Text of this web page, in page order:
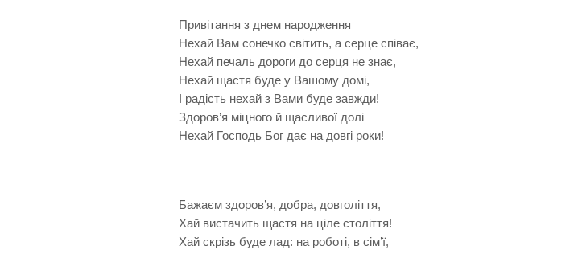
Привітання з днем народження
Нехай Вам сонечко світить, а серце співає,
Нехай печаль дороги до серця не знає,
Нехай щастя буде у Вашому домі,
І радість нехай з Вами буде завжди!
Здоров’я міцного й щасливої долі
Нехай Господь Бог дає на довгі роки!
Бажаєм здоров’я, добра, довголіття,
Хай вистачить щастя на ціле століття!
Хай скрізь буде лад: на роботі, в сім’ї,